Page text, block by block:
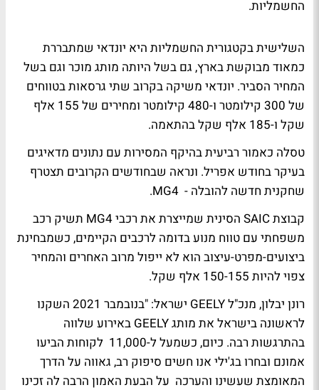
החשמליות.
השלישית בקטגורית החשמליות היא יונדאי שמתבררת
כמאוד מבוקשת בארץ, גם בשל היותה מותג מוכר וגם בשל
המחיר הסביר. יונדאי משיקה בקרוב שתי גרסאות בטווחים
של 300 קילומטר ו-480 קילומטר ומחירים של 155 אלף
שקל ו-185 אלף שקל בהתאמה.
טסלה כאמור רביעית בהיקף המסירות עם נתונים מדאיגים
בעיקר בחודש אפריל. ונראה שבחודשים הקרובים תצטרף
שחקנית חדשה להובלה - MG4.
קבוצת SAIC הסינית שמייצרת את רכבי MG4 תשיק רכב
משפחתי עם טווח מנוע בדומה לרכבים הקיימים, כשמבחינת
ביצועים-מפרט-עיצוב הוא לא ייפול מרוב האחרים והמחיר
צפוי להיות 150-155 אלף שקל.
רונן יבלון, מנכ"ל GEELY ישראל: "בנובמבר 2021 השקנו
לראשונה בישראל את מותג GEELY באירוע שלווה
בהתרגשות רבה. כיום, כשמעל ל-11,000 לקוחות הביעו
אמונם ובחרו בג'ילי אנו חשים סיפוק רב, גאווה על הדרך
המאומצת שעשינו והערכה על הבעת האמון הרבה לה זכינו